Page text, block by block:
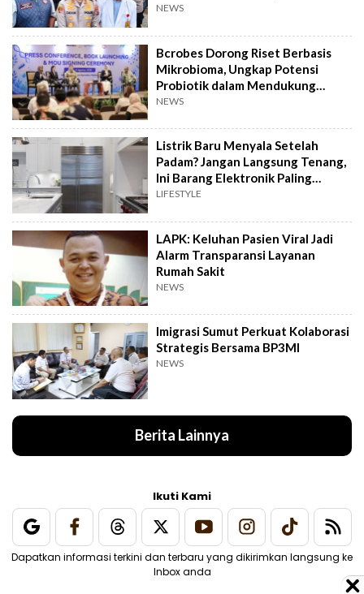
NEWS
Bcrobes Dorong Riset Berbasis
Mikrobioma, Ungkap Potensi
Probiotik dalam Mendukung
Terapi Jerawat
NEWS
Listrik Baru Menyala Setelah
Padam? Jangan Langsung Tenang,
Ini Barang Elektronik Paling
Rawan Rusak
LIFESTYLE
LAPK: Keluhan Pasien Viral Jadi
Alarm Transparansi Layanan
Rumah Sakit
NEWS
Imigrasi Sumut Perkuat Kolaborasi
Strategis Bersama BP3MI
NEWS
Berita Lainnya
Ikuti Kami
Dapatkan informasi terkini dan terbaru yang dikirimkan langsung ke
Inbox anda